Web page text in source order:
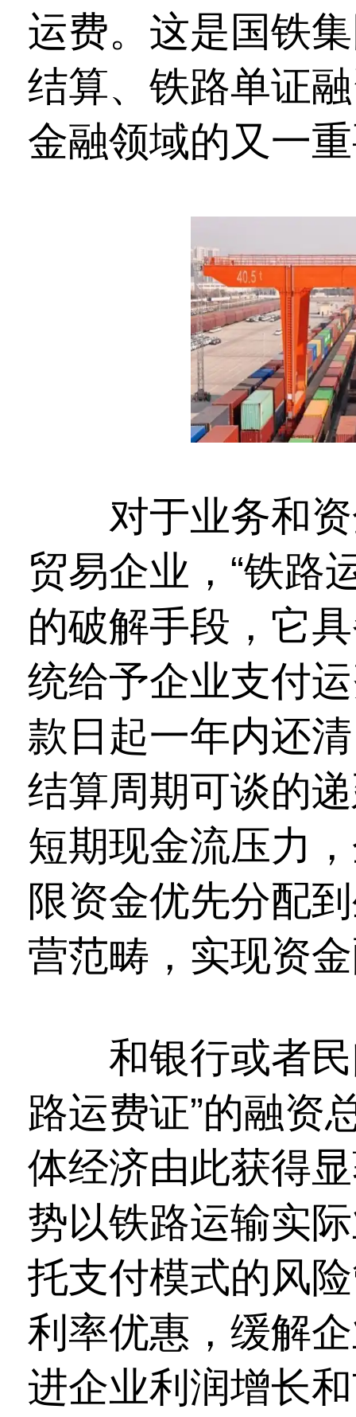
运费。这是国铁
结算、铁路单证
金融领域的又一
对于业务和资
贸易企业，“铁路
的破解手段，它
统给予企业支付
款日起一年内还
结算周期可谈的
短期现金流压力
限资金优先分配
营范畴，实现资
和银行或者民
路运费证”的融资
体经济由此获得
势以铁路运输实
托支付模式的风
利率优惠，缓解
进企业利润增长